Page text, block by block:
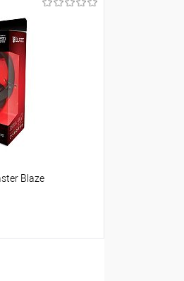
Сравнение
В наличии
Blaze